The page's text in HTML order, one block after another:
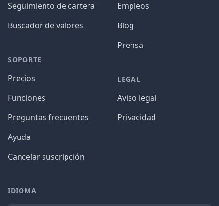
Seguimiento de cartera
Buscador de valores
SOPORTE
Precios
Funciones
Preguntas frecuentes
Ayuda
Cancelar suscripción
Empleos
Blog
Prensa
LEGAL
Aviso legal
Privacidad
IDIOMA